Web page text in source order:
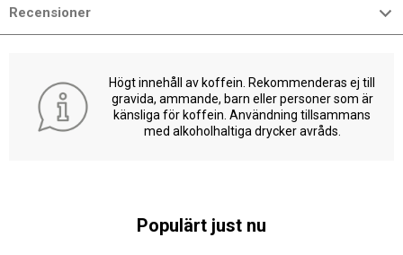
Recensioner
Högt innehåll av koffein. Rekommenderas ej till
gravida, ammande, barn eller personer som är
känsliga för koffein. Användning tillsammans
med alkoholhaltiga drycker avråds.
Populärt just nu